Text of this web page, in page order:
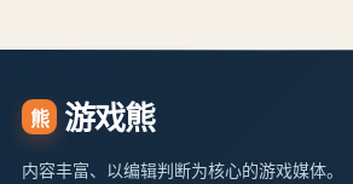
熊 游戏熊
内容丰富、以编辑判断为核心的游戏媒体。